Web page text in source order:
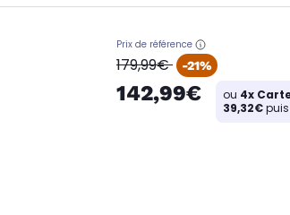
Prix de référence
oldPrice
179,99€ -21%
142,99€ ou 4x
39,32€puis